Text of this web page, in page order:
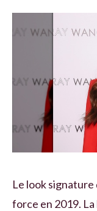
Le look
force en 2019.